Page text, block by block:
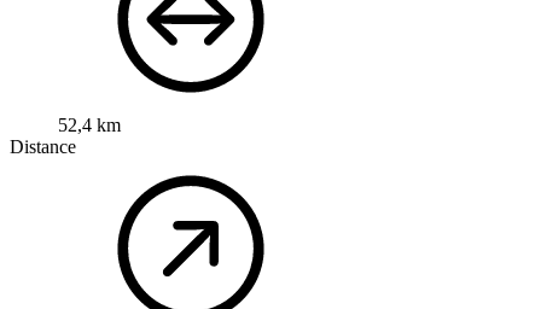
52,4 km
Distance